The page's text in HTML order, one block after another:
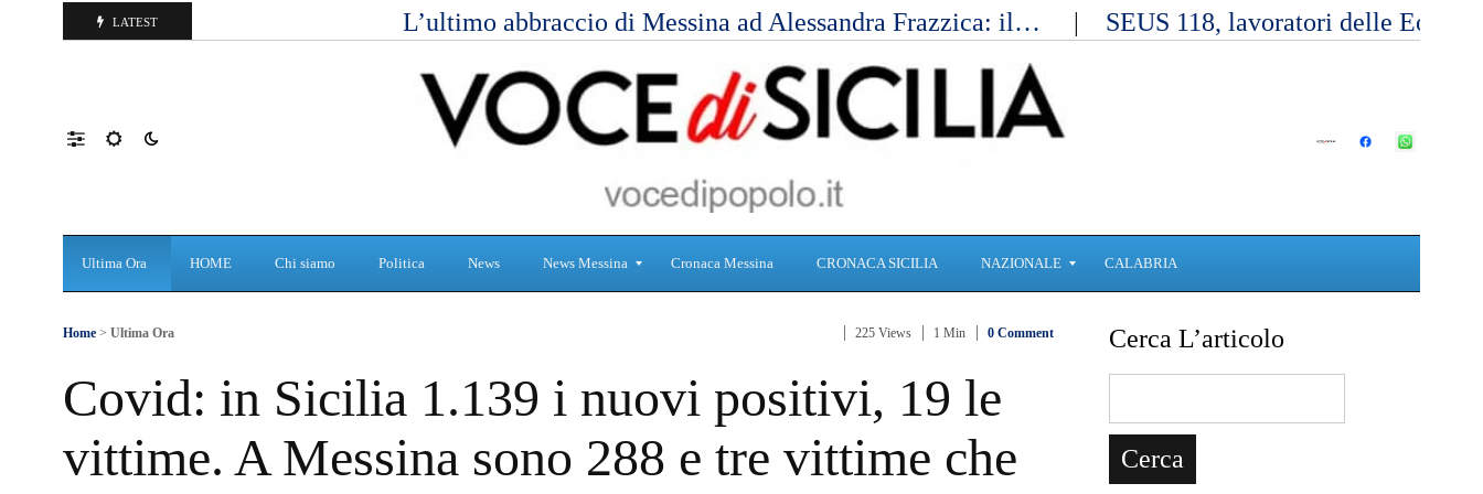
LATEST L’ultimo abbraccio di Messina ad Alessandra Frazzica: il… SEUS 118, lavoratori delle
Ultima Ora HOME Chi siamo Politica News News Messina
à
Cronaca Messina CRONACA SICILIA NAZIONALE
o
n
a
c
a
CALABRIA
Home > Ultima Ora 225 Views 1 Min 0 Comment
Covid: in Sicilia 1.139 i nuovi positivi, 19 le
vittime. A Messina sono 288 e tre vittime che
Cerca L’articolo